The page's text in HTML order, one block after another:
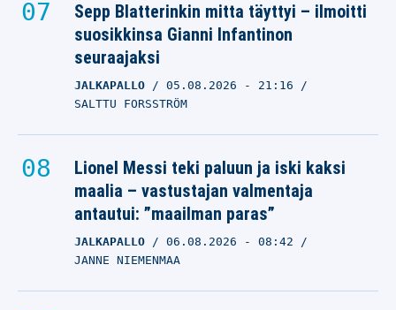
Sepp Blatterinkin mitta täyttyi – ilmoitti
suosikkinsa Gianni Infantinon
seuraajaksi
JALKAPALLO 05.08.2026 - 21:16
SALTTU FORSSTRÖM
Lionel Messi teki paluun ja iski kaksi
maalia – vastustajan valmentaja
antautui: ”maailman paras”
JALKAPALLO 06.08.2026 - 08:42
JANNE NIEMENMAA